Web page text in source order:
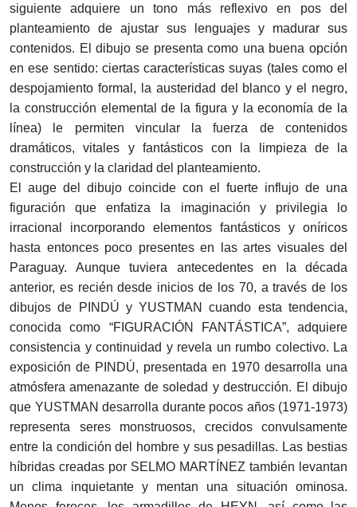
siguiente adquiere un tono más reflexivo en pos del
planteamiento de ajustar sus lenguajes y madurar sus
contenidos. El dibujo se presenta como una buena opción
en ese sentido: ciertas características suyas (tales como el
despojamiento formal, la austeridad del blanco y el negro,
la construcción elemental de la figura y la economía de la
línea) le permiten vincular la fuerza de contenidos
dramáticos, vitales y fantásticos con la limpieza de la
construcción y la claridad del planteamiento.
El auge del dibujo coincide con el fuerte influjo de una
figuración que enfatiza la imaginación y privilegia lo
irracional incorporando elementos fantásticos y oníricos
hasta entonces poco presentes en las artes visuales del
Paraguay. Aunque tuviera antecedentes en la década
anterior, es recién desde inicios de los 70, a través de los
dibujos de PINDÚ y YUSTMAN cuando esta tendencia,
conocida como “FIGURACIÓN FANTÁSTICA”, adquiere
consistencia y continuidad y revela un rumbo colectivo. La
exposición de PINDÚ, presentada en 1970 desarrolla una
atmósfera amenazante de soledad y destrucción. El dibujo
que YUSTMAN desarrolla durante pocos años (1971-1973)
representa seres monstruosos, crecidos convulsamente
entre la condición del hombre y sus pesadillas. Las bestias
híbridas creadas por SELMO MARTÍNEZ también levantan
un clima inquietante y mentan una situación ominosa.